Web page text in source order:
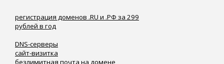
регистрация доменов .RU и .РФ за 299
рублей в год
DNS-серверы
сайт-визитка
безлимитная почта на домене